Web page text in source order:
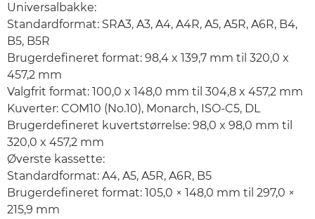
Universalbakke:
Standardformat: SRA3, A3, A4, A4R, A5, A5R, A6R, B4,
B5, B5R
Brugerdefineret format: 98,4 x 139,7 mm til 320,0 x
457,2 mm
Valgfrit format: 100,0 x 148,0 mm til 304,8 x 457,2 mm
Kuverter: COM10 (No.10), Monarch, ISO-C5, DL
Brugerdefineret kuvertstørrelse: 98,0 x 98,0 mm til
320,0 x 457,2 mm
Øverste kassette:
Standardformat: A4, A5, A5R, A6R, B5
Brugerdefineret format: 105,0 × 148,0 mm til 297,0 ×
215,9 mm